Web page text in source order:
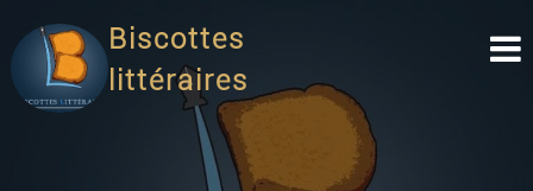
Biscottes
littéraires